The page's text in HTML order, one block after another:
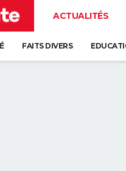
ACTUALITÉS
FAITS DIVERS